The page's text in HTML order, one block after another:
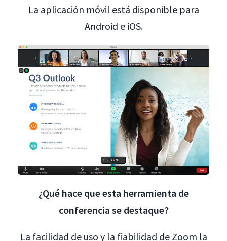
La aplicación móvil está disponible para
Android e iOS.
¿Qué hace que esta herramienta de
conferencia se destaque?
La facilidad de uso y la fiabilidad de Zoom la